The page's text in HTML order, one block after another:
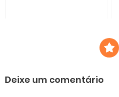
Deixe um comentário